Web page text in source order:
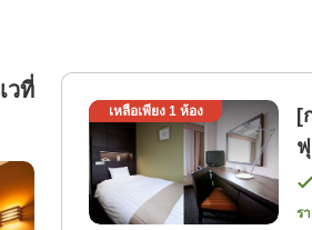
วที่
เหลือเพียง 1ห้อง
[
ร